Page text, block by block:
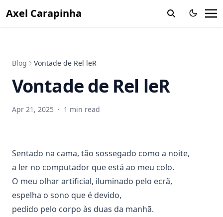
Axel Carapinha
Blog Vontade de Rel leR
Vontade de Rel leR
Apr 21, 2025 · 1 min read
Sentado na cama, tão sossegado como a noite,
a ler no computador que está ao meu colo.
O meu olhar artificial, iluminado pelo ecrã,
espelha o sono que é devido,
pedido pelo corpo às duas da manhã.